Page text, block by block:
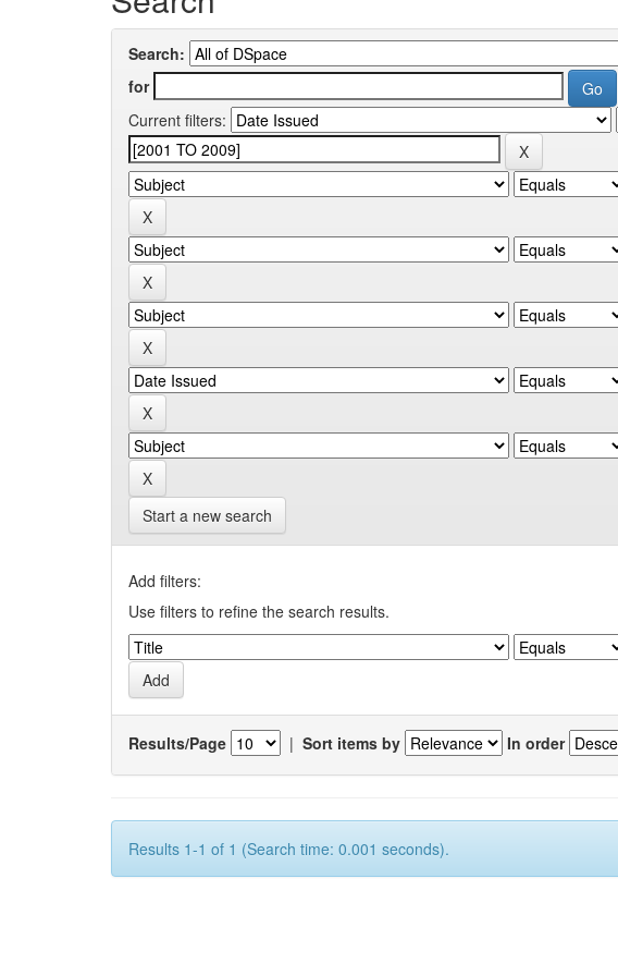
Search:
for
Current filters:
Start a new search
Add filters:
Use filters to refine the search results.
Results/Page | Sort items by In order
Results 1-1 of 1 (Search time: 0.001 seconds).